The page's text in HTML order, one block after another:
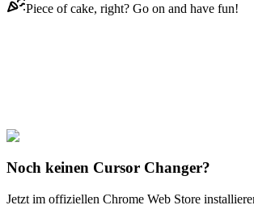
Piece of cake, right? Go on and have fun!
Explore All Collections
Noch keinen Cursor Changer?
Jetzt im offiziellen Chrome Web Store